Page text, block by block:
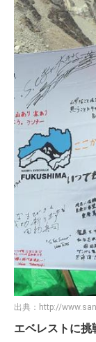
出典： http://
エベレストに挑